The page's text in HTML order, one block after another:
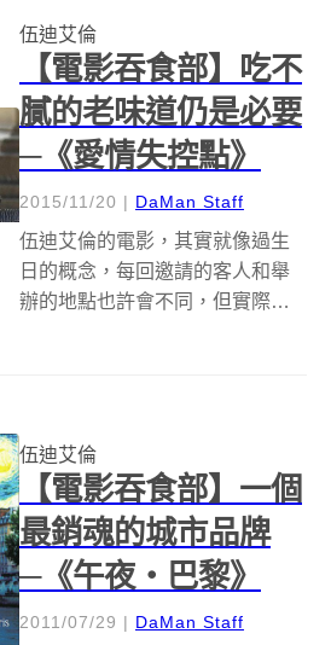
期甚至比懷胎十月還要短，不知
道是刻意不讓自己...
伍迪艾倫
【電影吞食部】吃不
膩的老味道仍是必要
─《愛情失控點》
2015/11/20 | DaMan Staff
伍迪艾倫的電影，其實就像過生
日的概念，每回邀請的客人和舉
辦的地點也許會不同，但實際上
是如此。同時，平均3至4年會有
一次特別淋漓酣...
伍迪艾倫
【電影吞食部】一個
最銷魂的城市品牌
─《午夜‧巴黎》
2011/07/29 | DaMan Staff